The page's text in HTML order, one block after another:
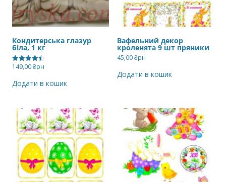
Кондитерська глазур
біла, 1 кг
Оцінено в
149,00₴рн
Додати в кошик
Вафельний декор
кроленята 9 шт пряники
45,00₴рн
Додати в кошик